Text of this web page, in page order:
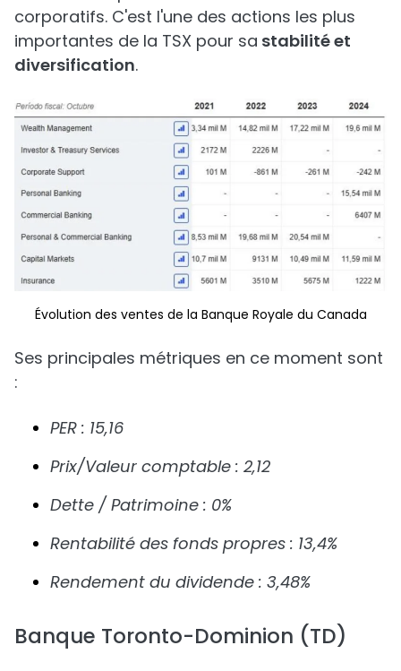
corporatifs. C'est l'une des actions les plus
importantes de la TSX pour sa stabilité et
diversification.
Évolution des ventes de la Banque Royale du Canada
Ses principales métriques en ce moment sont
:
PER : 15,16
Prix/Valeur comptable : 2,12
Dette / Patrimoine : 0%
Rentabilité des fonds propres : 13,4%
Rendement du dividende : 3,48%
Banque Toronto-Dominion (TD)